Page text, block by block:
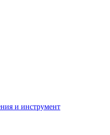
и инструмент